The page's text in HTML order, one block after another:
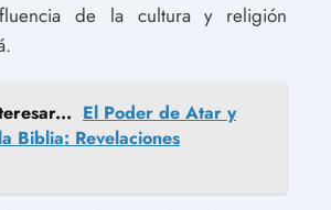
de la cultura y religión
El Poder de Atar y
Biblia: Revelaciones